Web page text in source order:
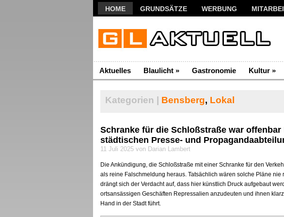
HOME GRUNDSÄTZE WERBUNG
Aktuelles Blaulicht » Gastronomie Kultur »
Kategorien | Bensberg, Lokal
Schranke für die Schloßstraße war offenbar
städtischen Presse- und
11 Juli 2025 von Darian Lambert
Die Ankündigung, die Schloßstraße mit einer Schranke für den
als reine Falschmeldung heraus. Tatsächlich wären solche Pläne
drängt sich der Verdacht auf, dass hier künstlich Druck aufgebaut
ortsansässigen Geschäften Repressalien anzudeuten und ihnen
Hand in der Stadt führt.